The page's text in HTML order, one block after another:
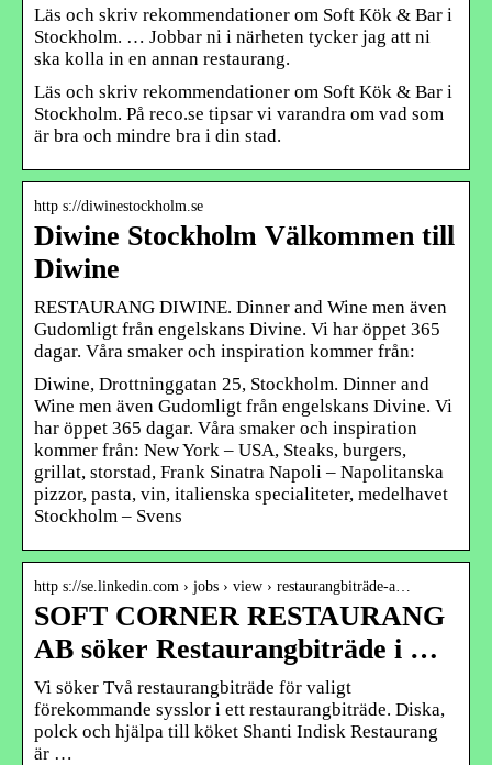
Läs och skriv rekommendationer om Soft Kök & Bar i
Stockholm. … Jobbar ni i närheten tycker jag att ni
ska kolla in en annan restaurang.
Läs och skriv rekommendationer om Soft Kök & Bar i
Stockholm. På reco.se tipsar vi varandra om vad som
är bra och mindre bra i din stad.
http s://diwinestockholm.se
Diwine Stockholm Välkommen till
Diwine
RESTAURANG DIWINE. Dinner and Wine men även
Gudomligt från engelskans Divine. Vi har öppet 365
dagar. Våra smaker och inspiration kommer från:
Diwine, Drottninggatan 25, Stockholm. Dinner and
Wine men även Gudomligt från engelskans Divine. Vi
har öppet 365 dagar. Våra smaker och inspiration
kommer från: New York – USA, Steaks, burgers,
grillat, storstad, Frank Sinatra Napoli – Napolitanska
pizzor, pasta, vin, italienska specialiteter, medelhavet
Stockholm – Svens
http s://se.linkedin.com › jobs › view › restaurangbiträde-a…
SOFT CORNER RESTAURANG
AB söker Restaurangbiträde i …
Vi söker Två restaurangbiträde för valigt
förekommande sysslor i ett restaurangbiträde. Diska,
polck och hjälpa till köket Shanti Indisk Restaurang
är …